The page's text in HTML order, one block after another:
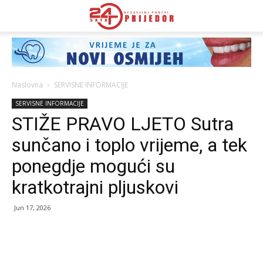
Naslovna SERVISNE INFORMACIJE
SERVISNE INFORMACIJE
STIŽE PRAVO LJETO Sutra
sunčano i toplo vrijeme, a tek
ponegdje mogući su
kratkotrajni pljuskovi
Jun 17, 2026